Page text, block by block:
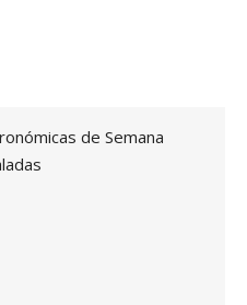
de Semana